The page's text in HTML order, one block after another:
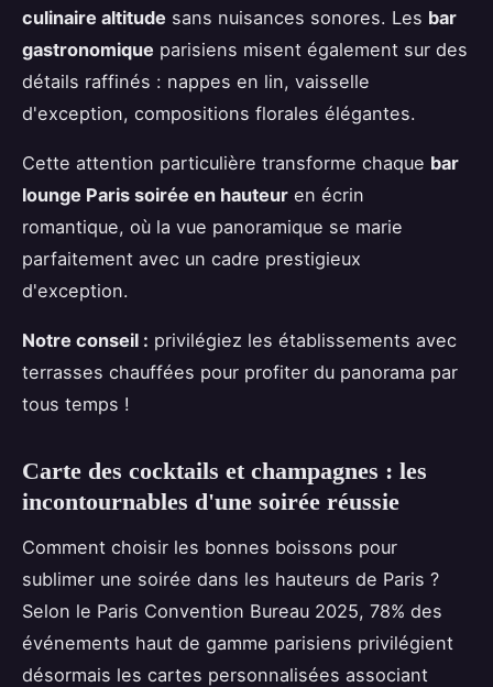
culinaire altitude sans nuisances sonores. Les bar
gastronomique parisiens misent également sur des
détails raffinés : nappes en lin, vaisselle
d'exception, compositions florales élégantes.
Cette attention particulière transforme chaque bar
lounge Paris soirée en hauteur en écrin
romantique, où la vue panoramique se marie
parfaitement avec un cadre prestigieux
d'exception.
Notre conseil : privilégiez les établissements avec
terrasses chauffées pour profiter du panorama par
tous temps !
Carte des cocktails et champagnes : les
incontournables d'une soirée réussie
Comment choisir les bonnes boissons pour
sublimer une soirée dans les hauteurs de Paris ?
Selon le Paris Convention Bureau 2025, 78% des
événements haut de gamme parisiens privilégient
désormais les cartes personnalisées associant